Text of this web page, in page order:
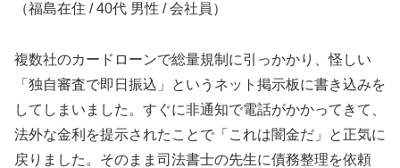
（福島在住 / 40代 男性 / 会社員）
複数社のカードローンで総量規制に引っかかり、怪しい
「独自審査で即日振込」というネット掲示板に書き込みを
してしまいました。すぐに非通知で電話がかかってきて、
法外な金利を提示されたことで「これは闇金だ」と正気に
戻りました。そのまま司法書士の先生に債務整理を依頼